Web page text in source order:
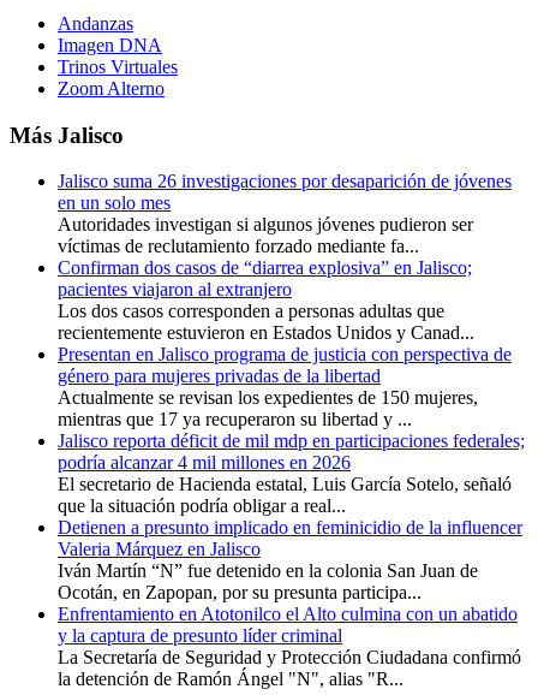
Andanzas
Imagen DNA
Trinos Virtuales
Zoom Alterno
Más Jalisco
Jalisco suma 26 investigaciones por desaparición de jóvenes
en un solo mes
Autoridades investigan si algunos jóvenes pudieron ser
víctimas de reclutamiento forzado mediante fa...
Confirman dos casos de “diarrea explosiva” en Jalisco;
pacientes viajaron al extranjero
Los dos casos corresponden a personas adultas que
recientemente estuvieron en Estados Unidos y Canad...
Presentan en Jalisco programa de justicia con perspectiva de
género para mujeres privadas de la libertad
Actualmente se revisan los expedientes de 150 mujeres,
mientras que 17 ya recuperaron su libertad y ...
Jalisco reporta déficit de mil mdp en participaciones federales;
podría alcanzar 4 mil millones en 2026
El secretario de Hacienda estatal, Luis García Sotelo, señaló
que la situación podría obligar a real...
Detienen a presunto implicado en feminicidio de la influencer
Valeria Márquez en Jalisco
Iván Martín “N” fue detenido en la colonia San Juan de
Ocotán, en Zapopan, por su presunta participa...
Enfrentamiento en Atotonilco el Alto culmina con un abatido
y la captura de presunto líder criminal
La Secretaría de Seguridad y Protección Ciudadana confirmó
la detención de Ramón Ángel "N", alias "R...